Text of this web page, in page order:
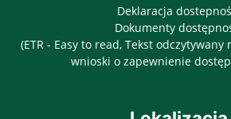
Deklaracja
Dokumenty
(ETR - Easy to read, Tekst
wnioski o zapewnienie